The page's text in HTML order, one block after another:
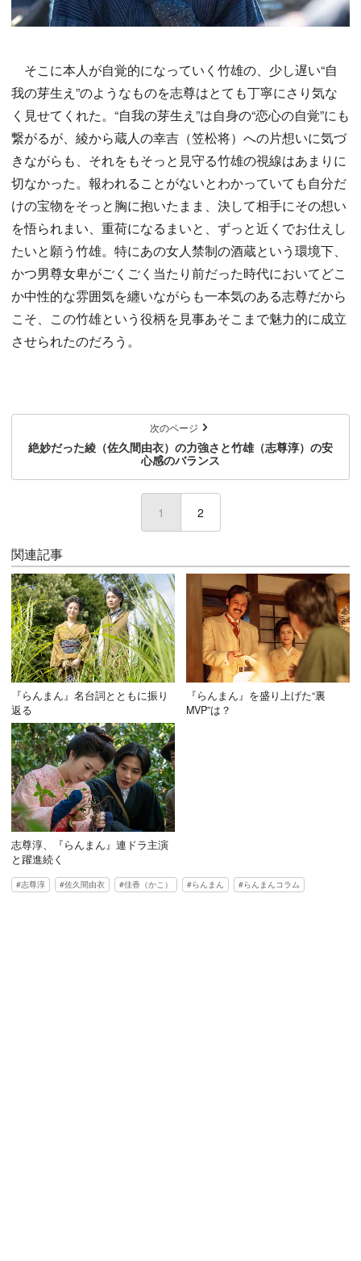
そこに本人が自覚的になっていく竹雄の、少し遅い“自
我の芽生え”のようなものを志尊はとても丁寧にさり気な
く見せてくれた。“自我の芽生え”は自身の“恋心の自覚”にも
繋がるが、綾から蔵人の幸吉（笠松将）への片想いに気づ
きながらも、それをもそっと見守る竹雄の視線はあまりに
切なかった。報われることがないとわかっていても自分だ
けの宝物をそっと胸に抱いたまま、決して相手にその想い
を悟られまい、重荷になるまいと、ずっと近くでお仕えし
たいと願う竹雄。特にあの女人禁制の酒蔵という環境下、
かつ男尊女卑がごくごく当たり前だった時代においてどこ
か中性的な雰囲気を纏いながらも一本気のある志尊だから
こそ、この竹雄という役柄を見事あそこまで魅力的に成立
させられたのだろう。
次のページ
絶妙だった綾（佐久間由衣）の力強さと竹雄（志尊淳）の安
心感のバランス
1 (current)
2
関連記事
『らんまん』名台詞とともに振り
返る
『らんまん』を盛り上げた“裏
MVP”は？
志尊淳、『らんまん』連ドラ主演
と躍進続く
志尊淳 佐久間由衣 佳香（かこ） らんまん らんまんコラム